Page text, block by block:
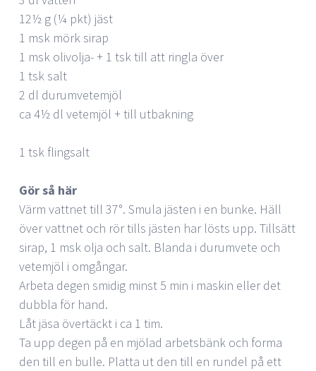
12½ g (¼ pkt) jäst
1 msk mörk sirap
1 msk olivolja- + 1 tsk till att ringla över
1 tsk salt
2 dl durumvetemjöl
ca 4½ dl vetemjöl + till utbakning
1 tsk flingsalt
Gör så här
Värm vattnet till 37°. Smula jästen i en bunke. Häll
över vattnet och rör tills jästen har lösts upp. Tillsätt
sirap, 1 msk olja och salt. Blanda i durumvete och
vetemjöl i omgångar.
Arbeta degen smidig minst 5 min i maskin eller det
dubbla för hand.
Låt jäsa övertäckt i ca 1 tim.
Ta upp degen på en mjölad arbetsbänk och forma
den till en bulle. Platta ut den till en rundel på ett